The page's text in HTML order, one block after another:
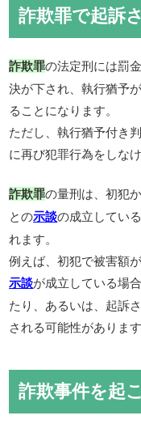
詐欺罪で起訴
詐欺罪の法定刑には罰
決が下され、執行猶予
ることになります。
ただし、執行猶予付き
に再び犯罪行為をしな
詐欺罪の量刑は、初犯
との示談の成立してい
れます。
例えば、初犯で被害額
示談が成立している場
たり、あるいは、起訴
される可能性があります
詐欺事件を起